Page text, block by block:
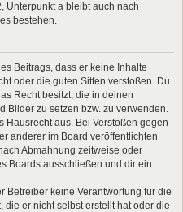
Unterpunkt a bleibt auch nach
bestehen.
Beitrags, dass er keine Inhalte
oder die guten Sitten verstoßen. Du
Recht besitzt, die in deinen
Bilder zu setzen bzw. zu verwenden.
Hausrecht aus. Bei Verstößen gegen
anderer im Board veröffentlichten
Abmahnung zeitweise oder
Boards ausschließen und dir ein
Betreiber keine Verantwortung für die
die er nicht selbst erstellt hat oder die